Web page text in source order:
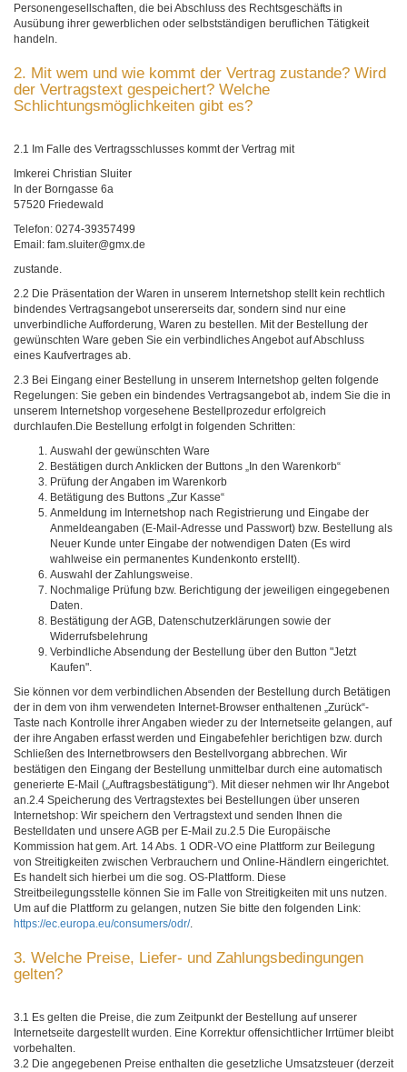
Personengesellschaften, die bei Abschluss des Rechtsgeschäfts in
Ausübung ihrer gewerblichen oder selbstständigen beruflichen Tätigkeit
handeln.
2. Mit wem und wie kommt der Vertrag zustande? Wird
der Vertragstext gespeichert? Welche
Schlichtungsmöglichkeiten gibt es?
2.1 Im Falle des Vertragsschlusses kommt der Vertrag mit
Imkerei Christian Sluiter
In der Borngasse 6a
57520 Friedewald
Telefon: 0274-39357499
Email: fam.sluiter@gmx.de
zustande.
2.2 Die Präsentation der Waren in unserem Internetshop stellt kein rechtlich
bindendes Vertragsangebot unsererseits dar, sondern sind nur eine
unverbindliche Aufforderung, Waren zu bestellen. Mit der Bestellung der
gewünschten Ware geben Sie ein verbindliches Angebot auf Abschluss
eines Kaufvertrages ab.
2.3 Bei Eingang einer Bestellung in unserem Internetshop gelten folgende
Regelungen: Sie geben ein bindendes Vertragsangebot ab, indem Sie die in
unserem Internetshop vorgesehene Bestellprozedur erfolgreich
durchlaufen.Die Bestellung erfolgt in folgenden Schritten:
Auswahl der gewünschten Ware
Bestätigen durch Anklicken der Buttons „In den Warenkorb“
Prüfung der Angaben im Warenkorb
Betätigung des Buttons „Zur Kasse“
Anmeldung im Internetshop nach Registrierung und Eingabe der
Anmeldeangaben (E-Mail-Adresse und Passwort) bzw. Bestellung als
Neuer Kunde unter Eingabe der notwendigen Daten (Es wird
wahlweise ein permanentes Kundenkonto erstellt).
Auswahl der Zahlungsweise.
Nochmalige Prüfung bzw. Berichtigung der jeweiligen eingegebenen
Daten.
Bestätigung der AGB, Datenschutzerklärungen sowie der
Widerrufsbelehrung
Verbindliche Absendung der Bestellung über den Button "Jetzt
Kaufen".
Sie können vor dem verbindlichen Absenden der Bestellung durch Betätigen
der in dem von ihm verwendeten Internet-Browser enthaltenen „Zurück“-
Taste nach Kontrolle ihrer Angaben wieder zu der Internetseite gelangen, auf
der ihre Angaben erfasst werden und Eingabefehler berichtigen bzw. durch
Schließen des Internetbrowsers den Bestellvorgang abbrechen. Wir
bestätigen den Eingang der Bestellung unmittelbar durch eine automatisch
generierte E-Mail („Auftragsbestätigung“). Mit dieser nehmen wir Ihr Angebot
an.2.4 Speicherung des Vertragstextes bei Bestellungen über unseren
Internetshop: Wir speichern den Vertragstext und senden Ihnen die
Bestelldaten und unsere AGB per E-Mail zu.2.5 Die Europäische
Kommission hat gem. Art. 14 Abs. 1 ODR-VO eine Plattform zur Beilegung
von Streitigkeiten zwischen Verbrauchern und Online-Händlern eingerichtet.
Es handelt sich hierbei um die sog. OS-Plattform. Diese
Streitbeilegungsstelle können Sie im Falle von Streitigkeiten mit uns nutzen.
Um auf die Plattform zu gelangen, nutzen Sie bitte den folgenden Link:
https://ec.europa.eu/consumers/odr/.
3. Welche Preise, Liefer- und Zahlungsbedingungen
gelten?
3.1 Es gelten die Preise, die zum Zeitpunkt der Bestellung auf unserer
Internetseite dargestellt wurden. Eine Korrektur offensichtlicher Irrtümer bleibt
vorbehalten.
3.2 Die angegebenen Preise enthalten die gesetzliche Umsatzsteuer (derzeit